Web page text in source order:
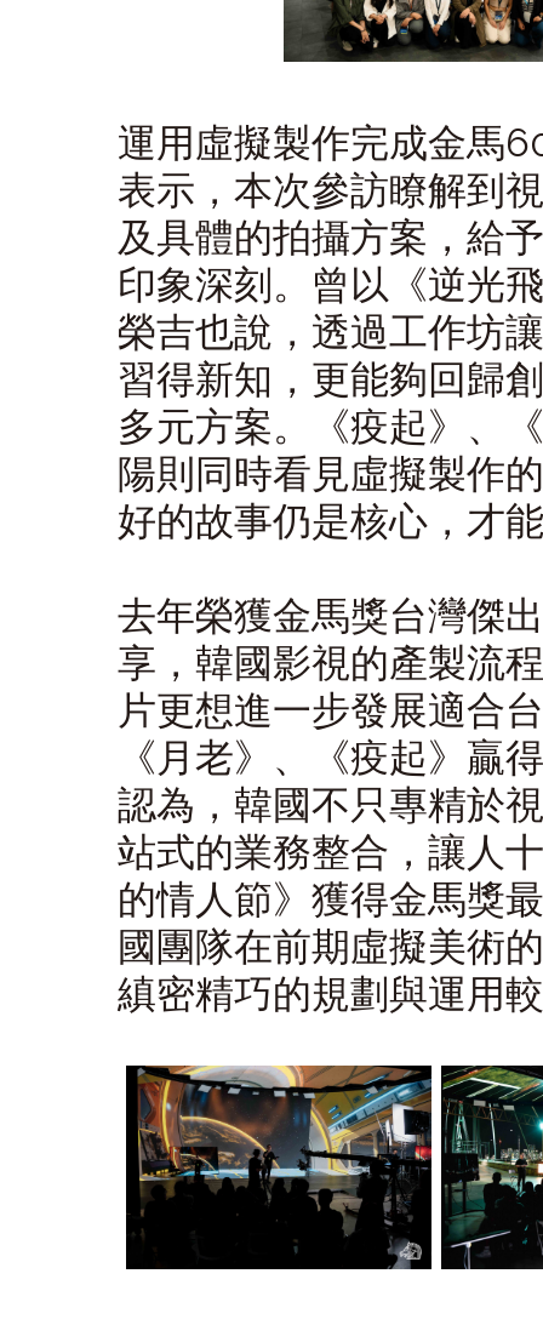
運用虛擬製作完成金馬
表示，本次參訪瞭解到
及具體的拍攝方案，給
印象深刻。曾以《逆光
榮吉也說，透過工作坊
習得新知，更能夠回歸
多元方案。《疫起》、
陽則同時看見虛擬製作
好的故事仍是核心，才
去年榮獲金馬獎台灣傑
享，韓國影視的產製流
片更想進一步發展適合
《月老》、《疫起》贏
認為，韓國不只專精於
站式的業務整合，讓人
的情人節》獲得金馬獎
國團隊在前期虛擬美術
縝密精巧的規劃與運用